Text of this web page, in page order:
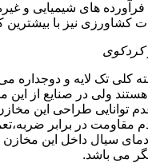
های شیمیایی و
کشاورزی نیز با بیشترین
کردکوی
کلی تک لایه و دوجداره
ولی در صنایع از این
مقاومت در برابر
سیال داخل این
می باشد.